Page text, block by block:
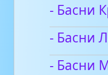
- Басни
- Басни
- Басни